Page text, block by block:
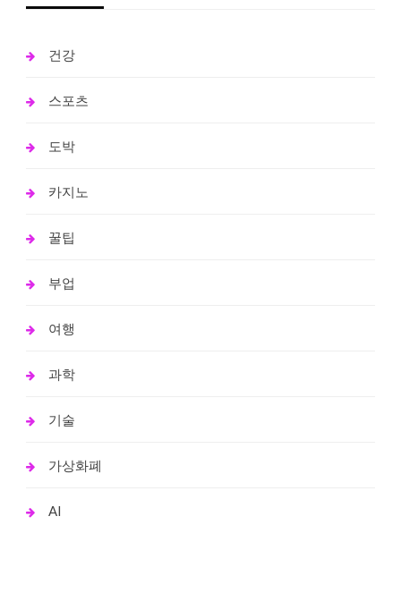
건강
스포츠
도박
카지노
꿀팁
부업
여행
과학
기술
가상화폐
AI